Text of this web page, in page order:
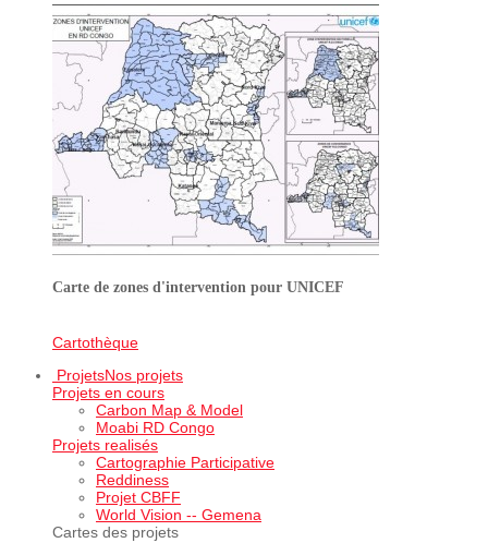
Carte de zones d'intervention pour UNICEF
Cartothèque
ProjetsNos projets
Projets en cours
Carbon Map & Model
Moabi RD Congo
Projets realisés
Cartographie Participative
Reddiness
Projet CBFF
World Vision -- Gemena
Cartes des projets